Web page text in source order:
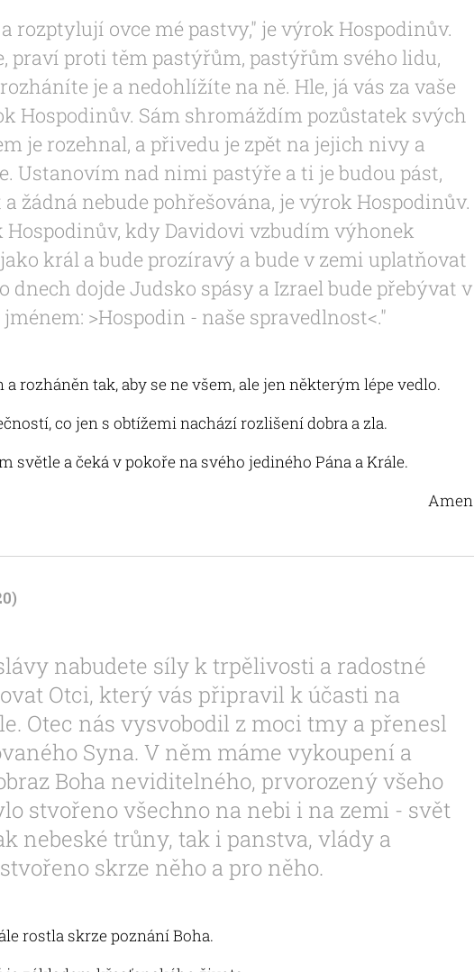
rozptylují ovce mé pastvy," je výrok Hospodinův.
praví proti těm pastýřům, pastýřům svého lidu,
je a nedohlížíte na ně. Hle, já vás za vaše
Hospodinův. Sám shromáždím pozůstatek svých
je rozehnal, a přivedu je zpět na jejich nivy a
Ustanovím nad nimi pastýře a ti je budou pást,
žádná nebude pohřešována, je výrok Hospodinův.
Hospodinův, kdy Davidovi vzbudím výhonek
král a bude prozíravý a bude v zemi uplatňovat
dnech dojde Judsko spásy a Izrael bude přebývat v
>Hospodin - naše spravedlnost<."
rozháněn tak, aby se ne všem, ale jen některým lépe vedlo.
co jen s obtížemi nachází rozlišení dobra a zla.
světle a čeká v pokoře na svého jediného Pána a Krále.
Amen
nabudete síly k trpělivosti a radostné
Otci, který vás připravil k účasti na
Otec nás vysvobodil z moci tmy a přenesl
Syna. V něm máme vykoupení a
Boha neviditelného, prvorozený všeho
stvořeno všechno na nebi i na zemi - svět
nebeské trůny, tak i panstva, vlády a
skrze něho a pro něho.
rostla skrze poznání Boha.